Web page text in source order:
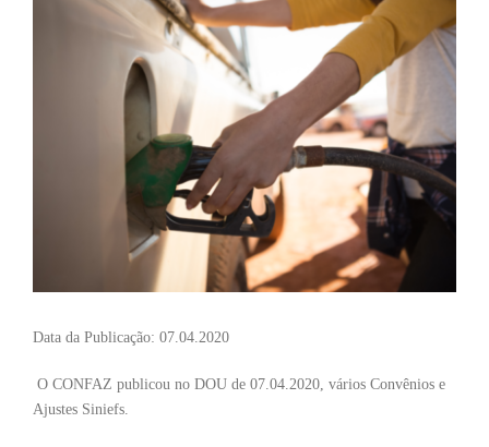
Data da Publicação: 07.04.2020
O CONFAZ publicou no DOU de 07.04.2020, vários Convênios e
Ajustes Siniefs.